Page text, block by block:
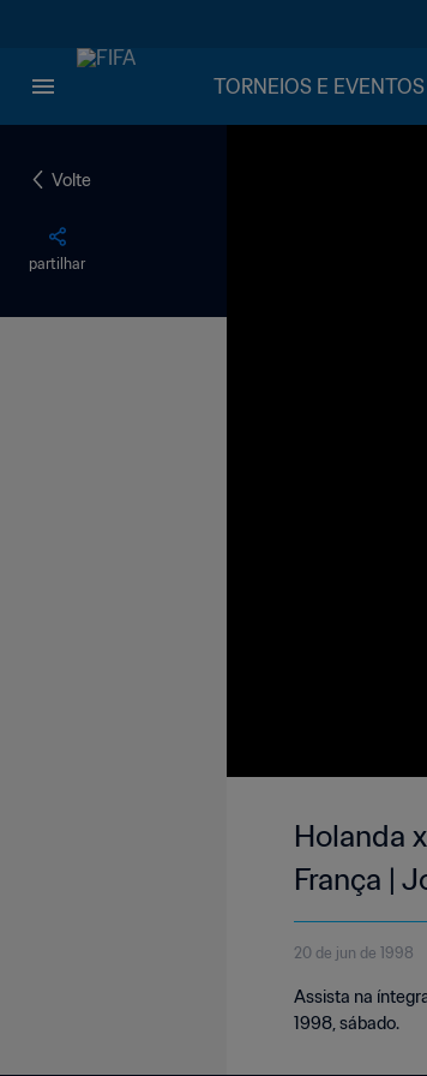
TORNEIOS E EVENTOS
Volte
partilhar
Holanda
França |
20 de jun de 1998
Assista na
1998, sábado.